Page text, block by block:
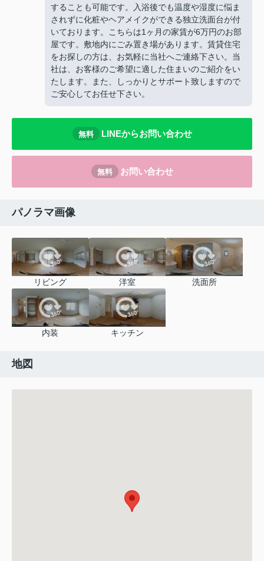
することも可能です。入浴後でも温度や湿度に悩ま
されずに化粧やヘアメイクができる独立洗面台が付
いております。こちらは1ヶ月の家賃が6万円のお部
屋です。敷地内にごみ置き場があります。賃貸住宅
をお探しの方は、お気軽に当社へご連絡下さい。当
社は、お客様のご希望に適した住まいのご紹介をい
たします。また、しっかりとサポート致しますので
ご安心してお任せ下さい。
無料 LINEからお問い合わせ
無料 お問い合わせ
パノラマ画像
リビング 洋室 洗面所
内装 キッチン
地図